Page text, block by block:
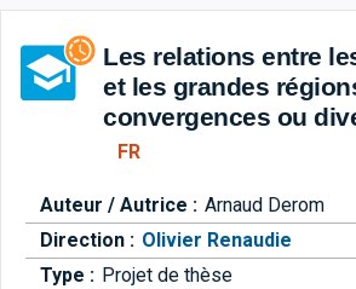
Aller
Les relations entre
et les grandes
convergences ou
FR
Auteur / Autrice : Arnaud Derom
Direction : Olivier Renaudie
Type : Projet de thèse